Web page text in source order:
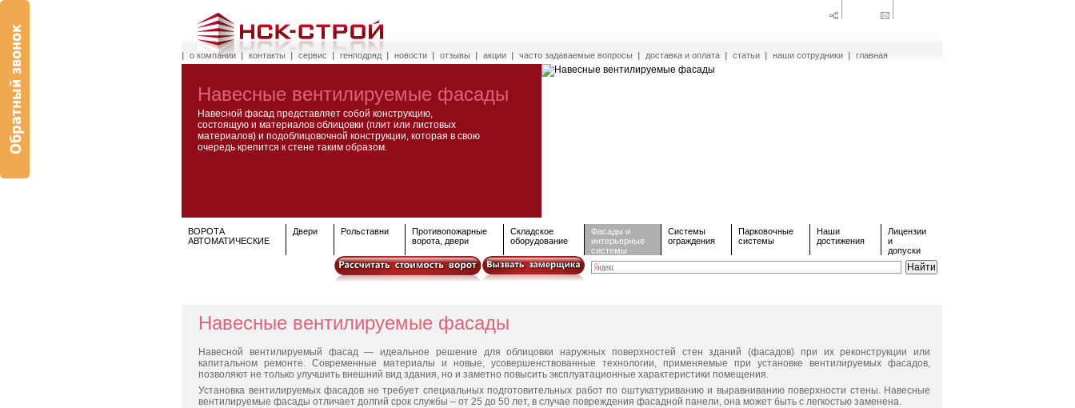
о компании контакты сервис генподряд новости отзывы акции часто задаваемые вопросы доставка и оплата статьи наши сотрудники главная
Навесные вентилируемые фасады
Навесной фасад представляет собой конструкцию,
состоящую и материалов облицовки (плит или листовых
материалов) и подоблицовочной конструкции, которая в свою
очередь крепится к стене таким образом.
ВОРОТА
АВТОМАТИЧЕСКИЕ
Двери Рольставни
Противопожарные
ворота, двери
Складское
оборудование
Фасады и
интерьерные
системы
Системы
ограждения
Парковочные
системы
Наши
достижения
Лицензии
и
допуски
Навесные вентилируемые фасады
Навесной вентилируемый фасад — идеальное решение для облицовки наружных поверхностей стен зданий (фасадов) при их реконструкции или
капитальном ремонте. Современные материалы и новые, усовершенствованные технологии, применяемые при установке вентилируемых фасадов,
позволяют не только улучшить внешний вид здания, но и заметно повысить эксплуатационные характеристики помещения.
Установка вентилируемых фасадов не требует специальных подготовительных работ по оштукатуриванию и выравниванию поверхности стены. Навесные
вентилируемые фасады отличает долгий срок службы – от 25 до 50 лет, в случае повреждения фасадной панели, она может быть с легкостью заменена.